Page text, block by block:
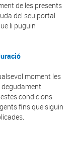
de les presents
del seu portal
li puguin
moment les
degudament
condicions
fins que siguin